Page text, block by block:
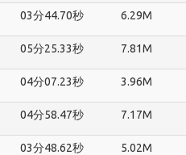
03分44.70秒 6.29M
05分25.33秒 7.81M
04分07.23秒 3.96M
04分58.47秒 7.17M
03分48.62秒 5.02M